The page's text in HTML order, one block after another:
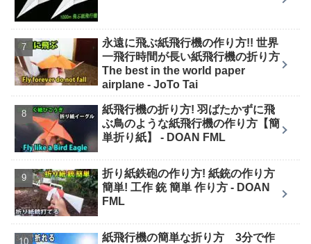
永遠に飛ぶ紙飛行機の作り方!! 世界
一飛行時間が長い紙飛行機の折り方
The best in the world paper
airplane - JoTo Tai
紙飛行機の折り方! 羽ばたかずに飛
ぶ鳥のような紙飛行機の作り方【簡
単折り紙】 - DOAN FML
折り紙鉄砲の作り方! 紙銃の作り方
簡単! 工作 銃 簡単 作り方 - DOAN
FML
紙飛行機の簡単な折り方 3分で作